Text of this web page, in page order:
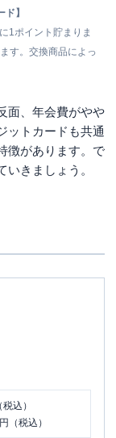
】
1ポイント貯まりま
す。交換商品によっ
面、年会費がやや
ットカードも共通
徴があります。で
きましょう。
込）
（税込）